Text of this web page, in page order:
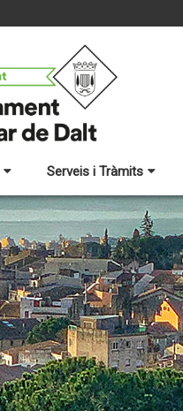
Serveis i Tràmits